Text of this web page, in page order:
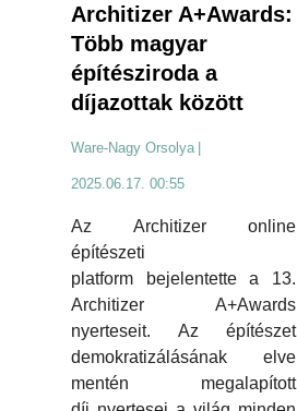
Architizer A+Awards:
Több magyar
építésziroda a
díjazottak között
Ware-Nagy Orsolya
2025.06.17. 00:55
Az Architizer online
építészeti
platform bejelentette a 13.
Architizer A+Awards
nyerteseit. Az építészet
demokratizálásának elve
mentén megalapított